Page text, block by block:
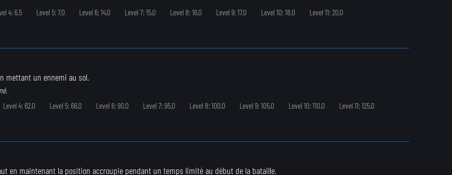
4: 6.5 Level 5: 7.0 Level 6: 14.0 Level 7: 15.0 Level 8: 16.0 Level 9: 17.0 Level 10: 18.0
Level 11: 20.0
mettant un ennemi au sol.
Level 4: 62.0 Level 5: 66.0 Level 6: 90.0 Level 7: 95.0 Level 8: 100.0 Level 9: 105.0 Level 10: 110.0
Level 11: 125.0
en maintenant la position accroupie pendant un temps limité au début de la bataille.